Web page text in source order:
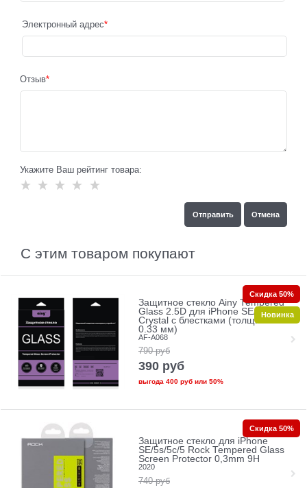
Электронный адрес
Отзыв
Укажите Ваш рейтинг товара:
С этим товаром покупают
Защитное стекло Ainy Tempered
Glass 2.5D для iPhone SE/5/5c/5s
Crystal с блестками (толщина
0.33 мм)
AF-A068
790 руб
390 руб
выгода 400 рубили 50%
Скидка 50%
Новинка
Защитное стекло для iPhone
SE/5s/5с/5 Rock Tempered Glass
Screen Protector 0,3mm 9H
2020
740 руб
Скидка 50%